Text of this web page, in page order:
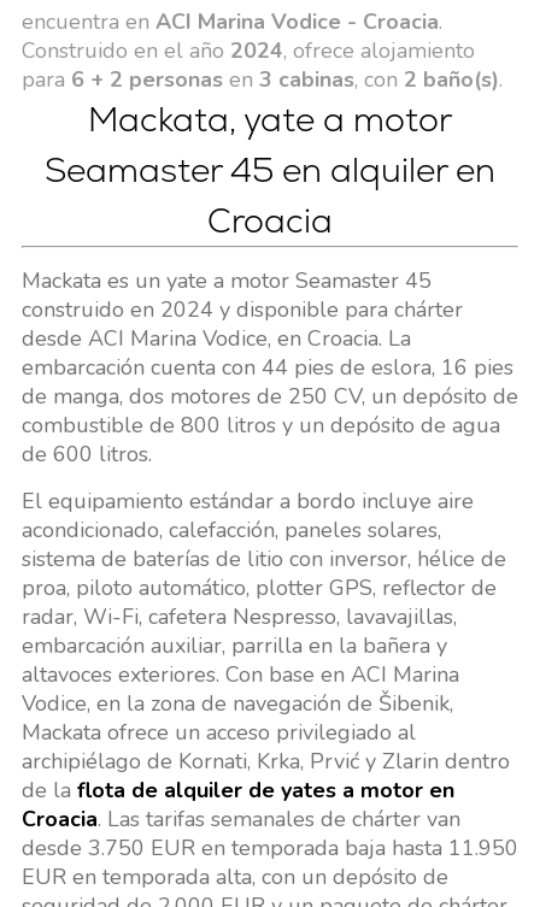
encuentra en ACI Marina Vodice - Croacia.
Construido en el año 2024, ofrece alojamiento
para 6 + 2 personasen 3 cabinas, con 2 baño(s).
Mackata, yate a motor
Seamaster 45 en alquiler en
Croacia
Mackata es un yate a motor Seamaster 45
construido en 2024 y disponible para chárter
desde ACI Marina Vodice, en Croacia. La
embarcación cuenta con 44 pies de eslora, 16 pies
de manga, dos motores de 250 CV, un depósito de
combustible de 800 litros y un depósito de agua
de 600 litros.
El equipamiento estándar a bordo incluye aire
acondicionado, calefacción, paneles solares,
sistema de baterías de litio con inversor, hélice de
proa, piloto automático, plotter GPS, reflector de
radar, Wi-Fi, cafetera Nespresso, lavavajillas,
embarcación auxiliar, parrilla en la bañera y
altavoces exteriores. Con base en ACI Marina
Vodice, en la zona de navegación de Šibenik,
Mackata ofrece un acceso privilegiado al
archipiélago de Kornati, Krka, Prvić y Zlarin dentro
de la flota de alquiler de yates a motor en
Croacia. Las tarifas semanales de chárter van
desde 3.750 EUR en temporada baja hasta 11.950
EUR en temporada alta, con un depósito de